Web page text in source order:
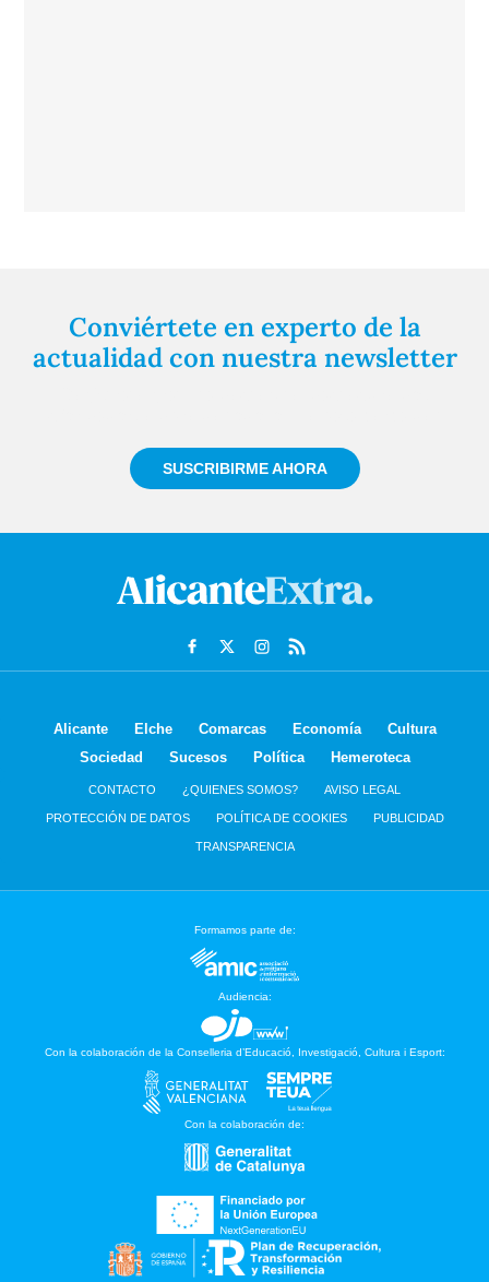
Conviértete en experto de la
actualidad con nuestra newsletter
SUSCRIBIRME AHORA
Alicante Elche Comarcas Economía
Cultura
Sociedad
Sucesos Política Hemeroteca
CONTACTO ¿QUIENES SOMOS? AVISO LEGAL
PROTECCIÓN DE DATOS POLÍTICA DE COOKIES PUBLICIDAD
TRANSPARENCIA
Formamos parte de:
Audiencia:
Con la colaboración de la Conselleria d’Educació, Investigació, Cultura i Esport:
Con la colaboración de: